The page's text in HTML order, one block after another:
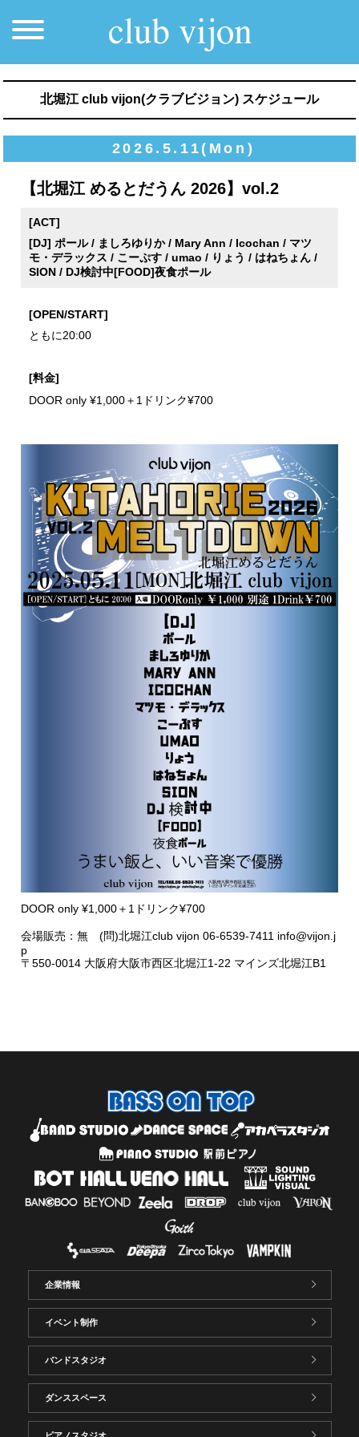
北堀江 club vijon(クラブビジョン) スケジュール
2026.5.11(Mon)
【北堀江 めるとだうん 2026】vol.2
[ACT]
[DJ] ポール / ましろゆりか / Mary Ann / Icochan / マツ
モ・デラックス / こーぷす / umao / りょう / はねちょん /
SION / DJ検討中[FOOD]夜食ポール
[OPEN/START]
ともに20:00
[料金]
DOOR only ¥1,000＋1ドリンク¥700
DOOR only ¥1,000＋1ドリンク¥700
会場販売：無 (問)北堀江club vijon 06-6539-7411 info@vijon.j
p
〒550-0014 大阪府大阪市西区北堀江1-22 マインズ北堀江B1
企業情報
イベント制作
バンドスタジオ
ダンススペース